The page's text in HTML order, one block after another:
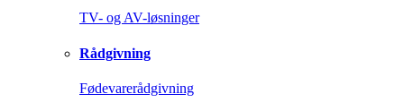
TV- og AV-løsninger
Rådgivning
Fødevarerådgivning